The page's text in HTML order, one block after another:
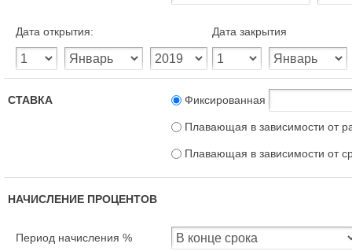
Дата открытия: Дата закрытия
СТАВКА Фиксированная
Плавающая в зависимости от
Плавающая в зависимости от
НАЧИСЛЕНИЕ ПРОЦЕНТОВ
Период начисления %